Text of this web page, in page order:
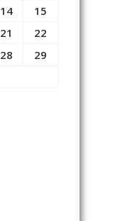
14
15
21
22
28
29